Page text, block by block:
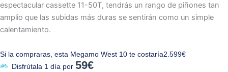
espectacular cassette 11-50T, tendrás un rango de piñones tan
amplio que las subidas más duras se sentirán como un simple
calentamiento.
Si la compraras, esta Megamo West 10 te costaría2.599€
Disfrútala 1 día por59€